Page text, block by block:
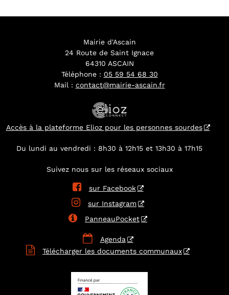
Mairie d'Ascain
24 Route de Saint Ignace
64310 ASCAIN
Téléphone : 05 59 54 68 30
Mail : contact@mairie-ascain.fr
Accès à la plateforme Elioz pour les personnes sourdes
Du lundi au vendredi : 8h30 à 12h15 et 13h30 à 17h15
Suivez nous sur les réseaux sociaux
 sur Facebook
 sur Instagram
 PanneauPocket
 Agenda
 Télécharger les documents communaux